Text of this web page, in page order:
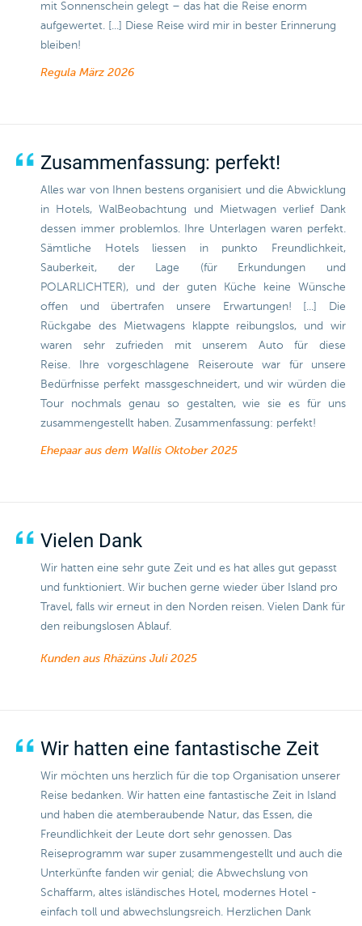
mit Sonnenschein gelegt – das hat die Reise enorm
aufgewertet. [...] Diese Reise wird mir in bester Erinnerung
bleiben!
Regula März 2026
Zusammenfassung: perfekt!
Alles war von Ihnen bestens organisiert und die Abwicklung
in Hotels, WalBeobachtung und Mietwagen verlief Dank
dessen immer problemlos. Ihre Unterlagen waren perfekt.
Sämtliche Hotels liessen in punkto Freundlichkeit,
Sauberkeit, der Lage (für Erkundungen und
POLARLICHTER), und der guten Küche keine Wünsche
offen und übertrafen unsere Erwartungen! [...] Die
Rückgabe des Mietwagens klappte reibungslos, und wir
waren sehr zufrieden mit unserem Auto für diese
Reise. Ihre vorgeschlagene Reiseroute war für unsere
Bedürfnisse perfekt massgeschneidert, und wir würden die
Tour nochmals genau so gestalten, wie sie es für uns
zusammengestellt haben. Zusammenfassung: perfekt!
Ehepaar aus dem Wallis Oktober 2025
Vielen Dank
Wir hatten eine sehr gute Zeit und es hat alles gut gepasst
und funktioniert. Wir buchen gerne wieder über Island pro
Travel, falls wir erneut in den Norden reisen. Vielen Dank für
den reibungslosen Ablauf.
Kunden aus Rhäzüns Juli 2025
Wir hatten eine fantastische Zeit
Wir möchten uns herzlich für die top Organisation unserer
Reise bedanken. Wir hatten eine fantastische Zeit in Island
und haben die atemberaubende Natur, das Essen, die
Freundlichkeit der Leute dort sehr genossen. Das
Reiseprogramm war super zusammengestellt und auch die
Unterkünfte fanden wir genial; die Abwechslung von
Schaffarm, altes isländisches Hotel, modernes Hotel -
einfach toll und abwechslungsreich. Herzlichen Dank